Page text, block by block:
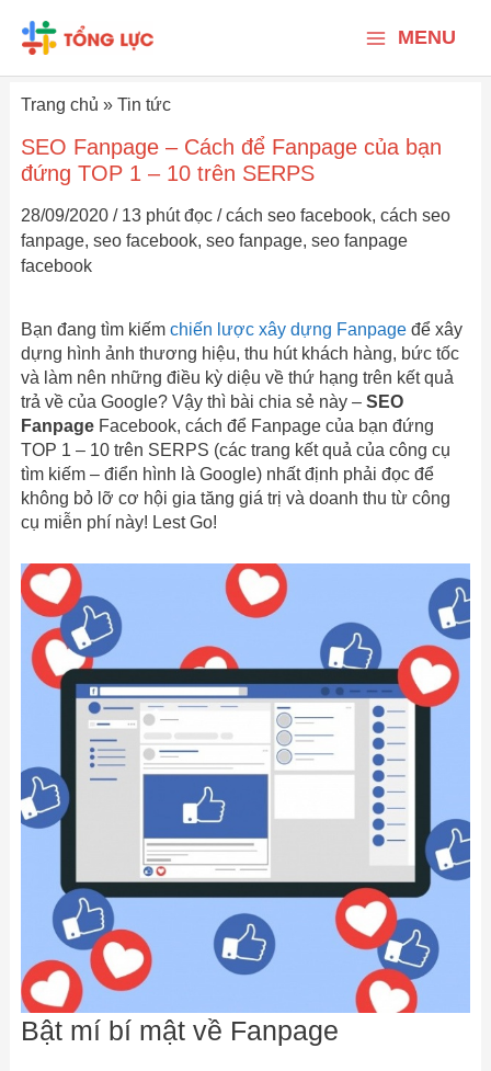
dung
Menu
MENU
Trang chủ » Tin tức
SEO Fanpage – Cách để Fanpage của bạn
đứng TOP 1 – 10 trên SERPS
28/09/2020 / 13 phút đọc/cách seo facebook, cách seo
fanpage, seo facebook, seo fanpage, seo fanpage
facebook
Bạn đang tìm kiếm chiến lược xây dựng Fanpageđể xây
dựng hình ảnh thương hiệu, thu hút khách hàng, bức tốc
và làm nên những điều kỳ diệu về thứ hạng trên kết quả
trả về của Google? Vậy thì bài chia sẻ này – SEO
Fanpage Facebook, cách để Fanpage của bạn đứng
TOP 1 – 10 trên SERPS (các trang kết quả của công cụ
tìm kiếm – điển hình là Google) nhất định phải đọc để
không bỏ lỡ cơ hội gia tăng giá trị và doanh thu từ công
cụ miễn phí này! Lest Go!
Bật mí bí mật về Fanpage